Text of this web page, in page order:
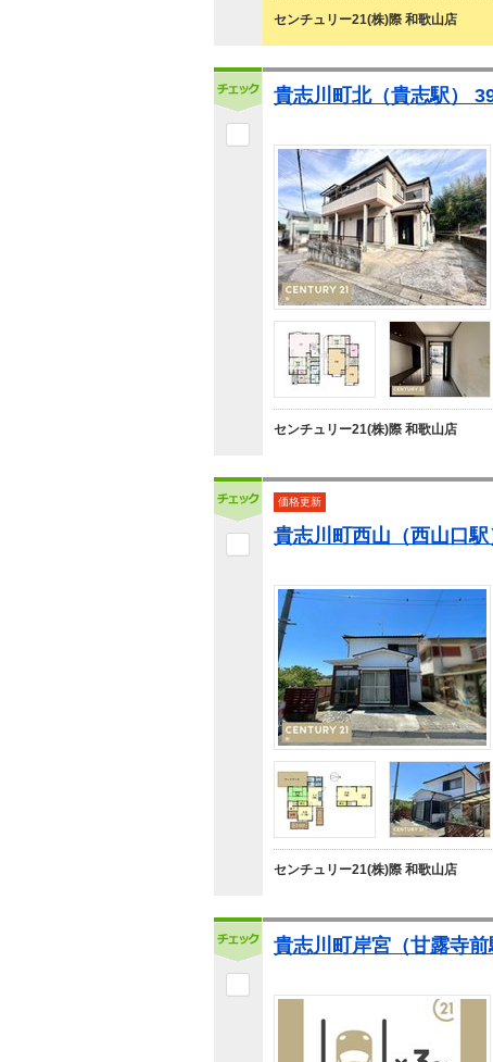
センチュリー21(株)際 和歌山店
貴志川町北（貴志駅）
センチュリー21(株)際 和歌山店
価格更新
貴志川町西山（西山口駅
センチュリー21(株)際 和歌山店
貴志川町岸宮（甘露寺前